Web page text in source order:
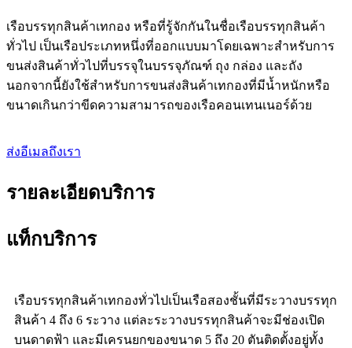
เรือบรรทุกสินค้าเทกอง หรือที่รู้จักกันในชื่อเรือบรรทุกสินค้า
ทั่วไป เป็นเรือประเภทหนึ่งที่ออกแบบมาโดยเฉพาะสำหรับการ
ขนส่งสินค้าทั่วไปที่บรรจุในบรรจุภัณฑ์ ถุง กล่อง และถัง
นอกจากนี้ยังใช้สำหรับการขนส่งสินค้าเทกองที่มีน้ำหนักหรือ
ขนาดเกินกว่าขีดความสามารถของเรือคอนเทนเนอร์ด้วย
ส่งอีเมลถึงเรา
รายละเอียดบริการ
แท็กบริการ
เรือบรรทุกสินค้าเทกองทั่วไปเป็นเรือสองชั้นที่มีระวางบรรทุก
สินค้า 4 ถึง 6 ระวาง แต่ละระวางบรรทุกสินค้าจะมีช่องเปิด
บนดาดฟ้า และมีเครนยกของขนาด 5 ถึง 20 ตันติดตั้งอยู่ทั้ง